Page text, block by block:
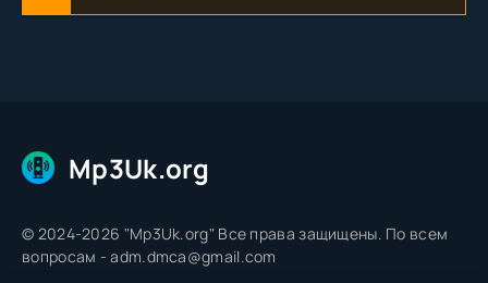
Mp3Uk.org
© 2024-2026 "Mp3Uk.org" Все права защищены. По всем
вопросам - adm.dmca@gmail.com